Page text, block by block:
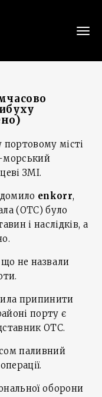
місті
морський
ЗМІ.
enkorr,
(OTC) було
і наслідків, а
що не назвали
припинити
порту є
OTC.
паливний
оборони